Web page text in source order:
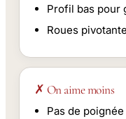
Profil bas pour
Roues
✗ On aime moins
Pas de